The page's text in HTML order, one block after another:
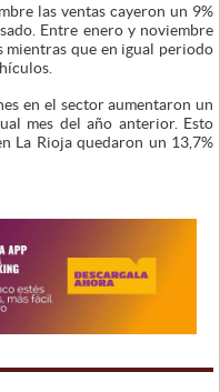
las ventas cayeron un 9%
Entre enero y noviembre
mientras que en igual periodo
en el sector aumentaron un
mes del año anterior. Esto
La Rioja quedaron un 13,7%